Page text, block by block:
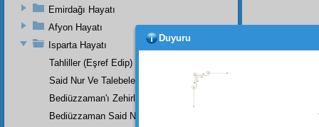
Emirdağı Hayatı
Afyon Hayatı
Isparta Hayatı
Tahliller (Eşref Edip)
Said Nur Ve Talebeleri
Bediüzzaman'ı Zehirlediler
Bediüzzaman Said Nursî
Duyuru